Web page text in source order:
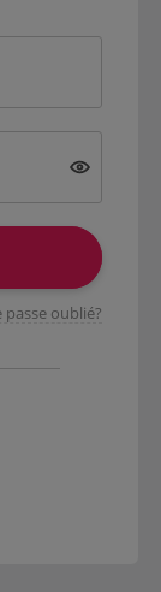
oublié?